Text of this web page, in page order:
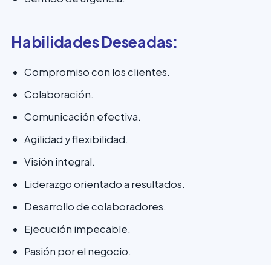
Habilidades Deseadas:
Compromiso con los clientes.
Colaboración.
Comunicación efectiva.
Agilidad y flexibilidad.
Visión integral.
Liderazgo orientado a resultados.
Desarrollo de colaboradores.
Ejecución impecable.
Pasión por el negocio.